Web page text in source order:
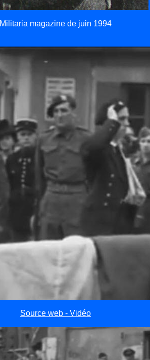
Militaria magazine de juin 1994
Source web - Vidéo